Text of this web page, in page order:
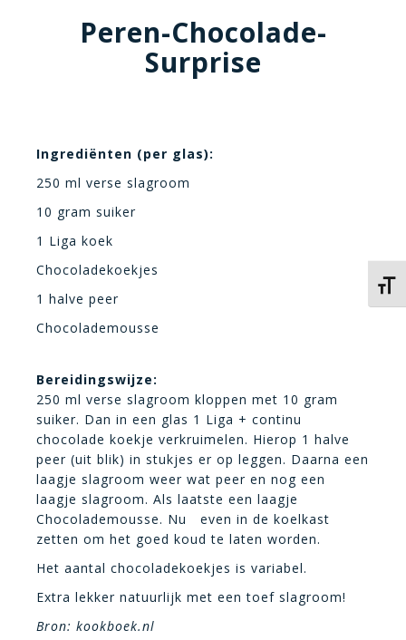
Peren-Chocolade-
Surprise
Ingrediënten (per glas):
250 ml verse slagroom
10 gram suiker
1 Liga koek
Chocoladekoekjes
1 halve peer
Chocolademousse
Bereidingswijze:
250 ml verse slagroom kloppen met 10 gram
suiker. Dan in een glas 1 Liga + continu
chocolade koekje verkruimelen. Hierop 1 halve
peer (uit blik) in stukjes er op leggen. Daarna een
laagje slagroom weer wat peer en nog een
laagje slagroom. Als laatste een laagje
Chocolademousse. Nu even in de koelkast
zetten om het goed koud te laten worden.
Het aantal chocoladekoekjes is variabel.
Extra lekker natuurlijk met een toef slagroom!
Bron: kookboek.nl